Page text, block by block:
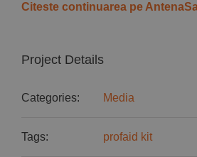
Citeste continuarea pe
Project Details
Categories: Media
Tags: profaid kit